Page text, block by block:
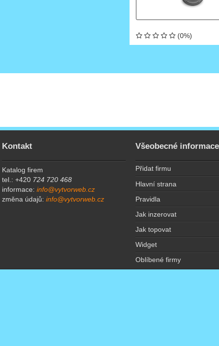
(0%)
Kontakt
Katalog firem
tel.: +420 724 720 468
informace:info@vytvorweb.cz
změna údajů:info@vytvorweb.cz
Všeobecné informace
Přidat firmu
Hlavní strana
Pravidla
Jak inzerovat
Jak topovat
Widget
Oblíbené firmy